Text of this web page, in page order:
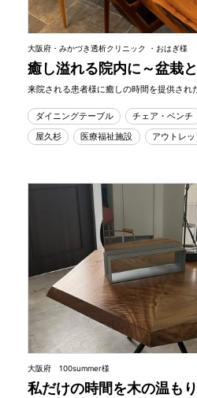
大阪府・みかづき透析クリニック ・おはぎ様
癒し溢れる院内に～盆栽
来院される患者様に癒しの時間を提供され
ダイニングテーブル チェア・ベンチ
屋久杉
医療福祉施設 アウトレ
大阪府 100summer様
私だけの時間を木の温も